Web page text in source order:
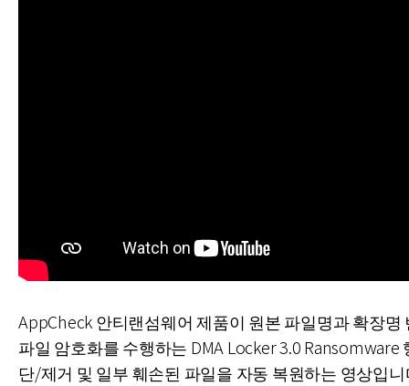
AppCheck 안티랜섬웨어 제품이 원본 파일명과 확장명
파일 암호화를 수행하는 DMA Locker 3.0 Ransomware
단/제거 및 일부 훼손된 파일을 자동 복원하는 영상입니